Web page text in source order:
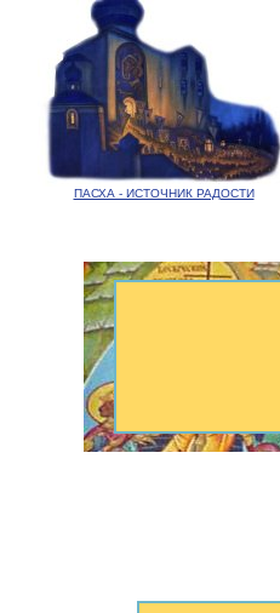
ПАСХА - ИСТОЧНИК РАДОСТИ